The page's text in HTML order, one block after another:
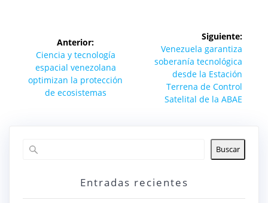
entradas
Anterior:
Entrada
anterior:
Ciencia y tecnología
espacial venezolana
optimizan la protección
de ecosistemas
Siguiente:
Siguiente
entrada:
Venezuela garantiza
soberanía tecnológica
desde la Estación
Terrena de Control
Satelital de la ABAE
Buscar
Entradas recientes